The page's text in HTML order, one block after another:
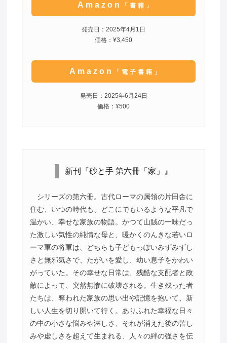
Amazon 「書籍」
発売日：2025年4月1日
価格：¥3,450
Amazon 「電子書籍」
発売日：2025年6月24日
価格：¥500
新刊『砂と手 第六冊「家」』
シリーズの第六冊。古代ローマの属領の片田舎に
住む、いつの時代も、どこにでもいるような平凡で
温かい、幸せな家族の物語。かつて山賊の一味だっ
た激しい気性の純情な母と、暖かくのんきな若いロ
ーマ軍の将軍は、どちらも子どもっぽいみずみずし
さと無邪気さで、たがいを愛し、幼い息子をかわい
がっていた。その幸せな日常は、残酷な支配者と政
敵によって、突然無惨に破壊される。生き残った者
たちは、奪われた家族の思い出や記憶を抱いて、新
しい人生を切り開いて行く。ありふれた幸福な日々
の中の小さな悩みや淋しさ、それが消えた後の苦し
みや虚しさを超えて生まれる、人々の絆の強さを伝